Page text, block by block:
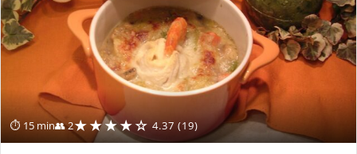
⏱ 15 min👥 2★★★★☆ 4.37 (19)